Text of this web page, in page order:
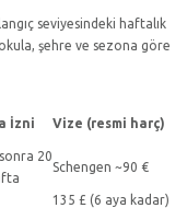
seviyesindeki haftalık
şehre ve sezona göre
İzni Vize (resmi harç)
20
Schengen ~90 €
135 £ (6 aya kadar)